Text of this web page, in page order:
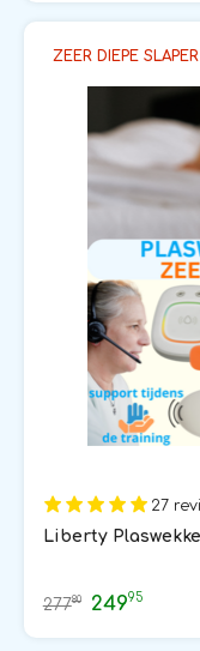
ZEER DIEPE SLAPER
27
Liberty
27780 24995